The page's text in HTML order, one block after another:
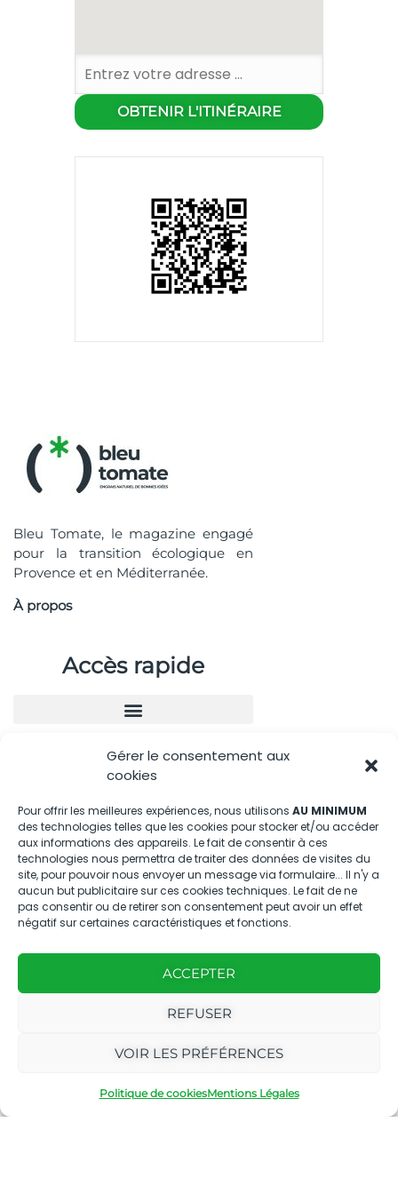
Gérer le consentement aux
cookies
Pour offrir les meilleures expériences, nous utilisons AU MINIMUM
des technologies telles que les cookies pour stocker et/ou accéder
aux informations des appareils. Le fait de consentir à ces
technologies nous permettra de traiter des données de visites du
site, pour pouvoir nous envoyer un message via formulaire... Il n'y a
aucun but publicitaire sur ces cookies techniques. Le fait de ne
pas consentir ou de retirer son consentement peut avoir un effet
négatif sur certaines caractéristiques et fonctions.
ACCEPTER
REFUSER
VOIR LES PRÉFÉRENCES
Politique de cookiesMentions Légales
Bleu Tomate, le magazine engagé
pour la transition écologique en
Provence et en Méditerranée.
À propos
Accès rapide
Nous contacter
04.88.08.75.28
contactBT@bleu-tomate.fr
Kit média
Kit média Bleu Tomate
Nous suivre